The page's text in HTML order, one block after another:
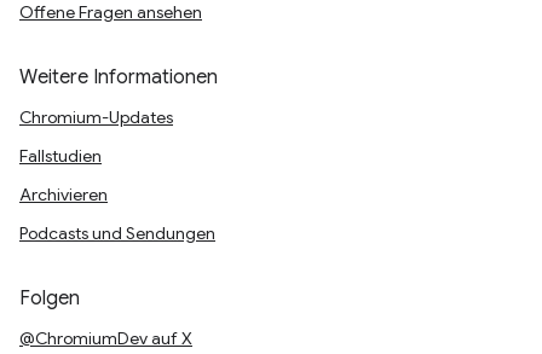
Offene Fragen ansehen
Weitere Informationen
Chromium-Updates
Fallstudien
Archivieren
Podcasts und Sendungen
Folgen
@ChromiumDev auf X